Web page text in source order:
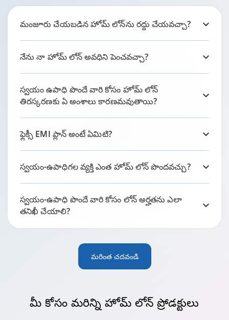
మంజూరు చేయబడిన హోమ్ లోన్‌ను రద్దు చేయవచ్చా?
నేను నా హోమ్ లోన్ అవధిని పెంచవచ్చా?
స్వయం ఉపాధి పొందే వారి కోసం హోమ్ లోన్
తిరస్కరణకు ఏ అంశాలు కారణమవుతాయి?
ఫ్లెక్సీ EMI ప్లాన్ అంటే ఏమిటి?
స్వయం-ఉపాధిగల వ్యక్తి ఎంత హోమ్ లోన్ పొందవచ్చు?
స్వయం-ఉపాధి పొందే వారి కోసం లోన్ అర్హతను ఎలా
తనిఖీ చేయాలి?
మరింత చదవండి
మీ కోసం మరిన్ని హోమ్ లోన్ ప్రోడక్టులు